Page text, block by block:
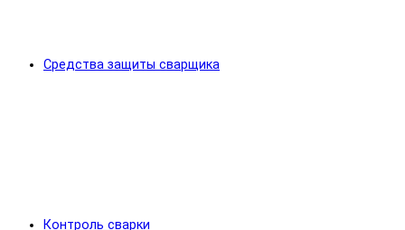
Средства защиты сварщика
Контроль сварки